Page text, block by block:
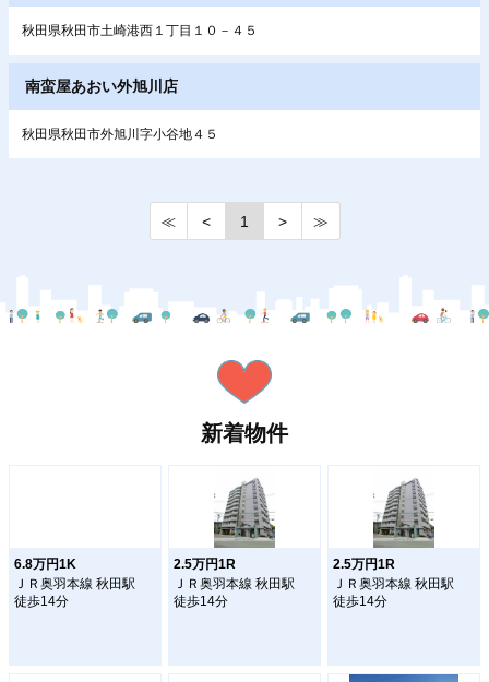
秋田県秋田市土崎港西１丁目１０－４５
南蛮屋あおい外旭川店
秋田県秋田市外旭川字小谷地４５
≪ < 1 > ≫
新着物件
6.8万円1K
ＪＲ奥羽本線 秋田駅
徒歩14分
2.5万円1R
ＪＲ奥羽本線 秋田駅
徒歩14分
2.5万円1R
ＪＲ奥羽本線 秋田駅
徒歩14分